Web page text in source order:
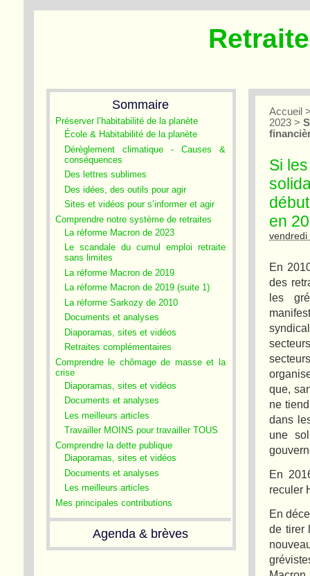
Sommaire
Préserver l’habitabilité de la planète
École & Habitabilité de la planète
Dérèglement climatique - Causes &
conséquences
Des lettres sublimes
Des idées, des outils pour agir
Sites et vidéos pour s’informer et agir
Comprendre notre système de retraites
La réforme Macron de 2023
Le scandale du cumul emploi retraite
sans limites
La réforme Macron de 2019
La réforme Macron de 2019 (suite 1)
La réforme Sarkozy de 2010
Documents et analyses
Diaporamas, sites et vidéos
Retraites complémentaires
Comprendre le chômage de masse et la
crise
Diaporamas, sites et vidéos
Documents et analyses
Les meilleurs articles
Travailler MOINS pour travailler TOUS
Comprendre la dette publique
Diaporamas, sites et vidéos
Documents et analyses
Les meilleurs articles
Mes principales contributions
Agenda & brèves
Accueil
2023 >
Si
en
vendredi
En
des
les
que,
ne
dans
une
En
reculer
En
de tirer